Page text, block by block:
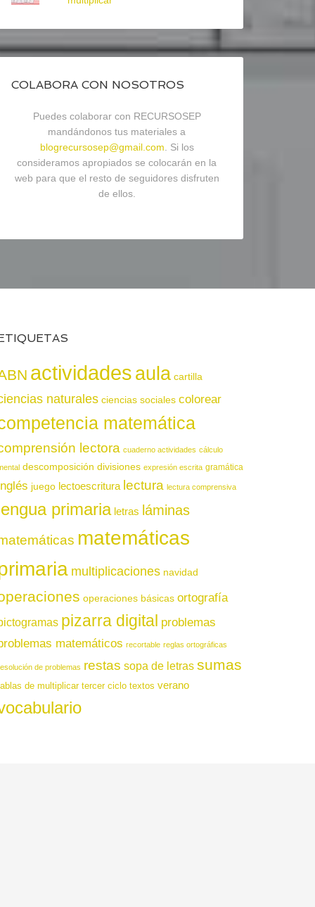
COLABORA CON NOSOTROS
Puedes colaborar con RECURSOSEP
mandándonos tus materiales a
blogrecursosep@gmail.com . Si los
consideramos apropiados se colocarán en la
web para que el resto de seguidores disfruten
de ellos.
actividadesaula cartilla
naturales ciencias sociales colorear
matemática
lectora cuaderno actividades cálculo
descomposición divisiones expresión escrita gramática
juego lectoescritura lectura lectura comprensiva
primaria letras láminas
matemáticas
multiplicaciones navidad
operaciones básicas ortografía
pizarra digital problemas
matemáticos recortable reglas ortográficas
de problemas restas sopa de letras sumas
de multiplicar tercer ciclo textos verano